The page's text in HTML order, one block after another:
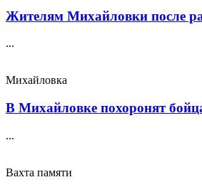
Жителям Михайловки после
...
Михайловка
В Михайловке похоронят
...
Вахта памяти